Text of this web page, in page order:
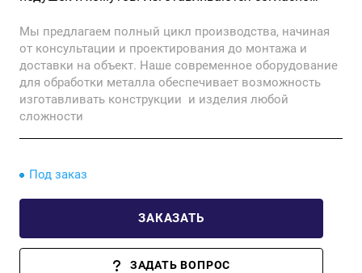
ВСт3пс, ст. 20, 09Г2С, и нержавеющей 12Х18Н10Т.
Мы предлагаем полный цикл производства, начиная
от консультации и проектирования до монтажа и
доставки на объект. Наше современное оборудование
для обработки металла обеспечивает возможность
изготавливать конструкции и изделия любой
сложности
Под заказ
ЗАКАЗАТЬ
ЗАДАТЬ ВОПРОС